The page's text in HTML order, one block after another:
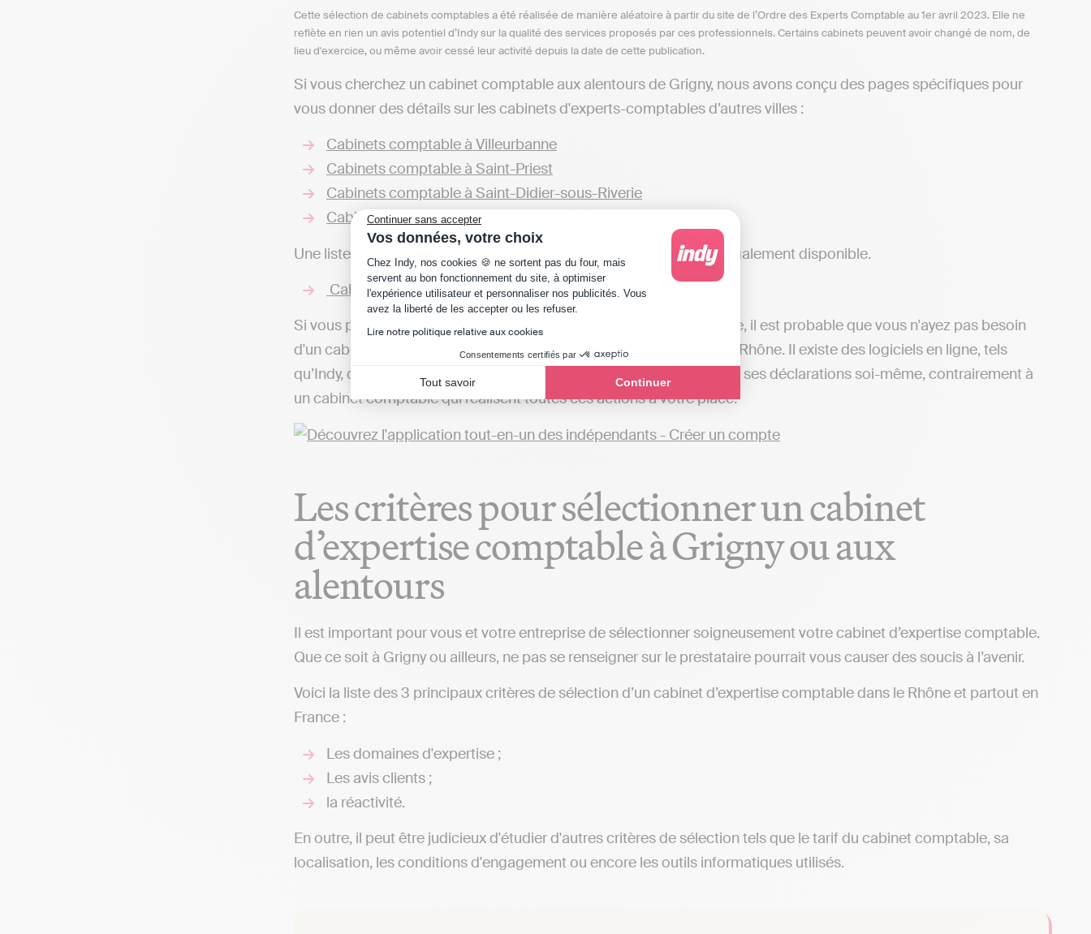
Continuer sans accepter
Vos données, votre choix
Plateforme de Gestion du Consentement : Personnalisez vos Options
Chez Indy, nos cookies 🍪 ne sortent pas du four, mais
servent au bon fonctionnement du site, à optimiser
l'expérience utilisateur et personnaliser nos publicités. Vous
avez la liberté de les accepter ou les refuser.
Lire notre politique relative aux cookies
Consentements certifiés par
Tout savoir Continuer
Axeptio consent
Cette sélection de cabinets comptables a été réalisée de manière aléatoire à partir du site de l’Ordre des Experts Comptable au 1er avril 2023. Elle ne
reflète en rien un avis potentiel d’Indy sur la qualité des services proposés par ces professionnels. Certains cabinets peuvent avoir changé de nom, de
lieu d'exercice, ou même avoir cessé leur activité depuis la date de cette publication.
Si vous cherchez un cabinet comptable aux alentours de Grigny, nous avons conçu des pages spécifiques pour
vous donner des détails sur les cabinets d'experts-comptables d’autres villes :
Cabinets comptable à Villeurbanne
Cabinets comptable à Saint-Priest
Cabinets comptable à Saint-Didier-sous-Riverie
Cabinets comptable à Amplepuis
Une liste de cabinets présents dans le département du Rhône est également disponible.
Cabinets comptable dans le Rhône
Si vous préférez tenir votre comptabilité en ligne en toute autonomie, il est probable que vous n'ayez pas besoin
d'un cabinet comptable près de chez vous, dans le département du Rhône. Il existe des logiciels en ligne, tels
qu’Indy, qui permettent d’automatiser sa comptabilité et transmettre ses déclarations soi-même, contrairement à
un cabinet comptable qui réalisent toutes ces actions à votre place.
Les critères pour sélectionner un cabinet
d’expertise comptable à Grigny ou aux
alentours
Il est important pour vous et votre entreprise de sélectionner soigneusement votre cabinet d’expertise comptable.
Que ce soit à Grigny ou ailleurs, ne pas se renseigner sur le prestataire pourrait vous causer des soucis à l’avenir.
Voici la liste des 3 principaux critères de sélection d’un cabinet d’expertise comptable dans le Rhône et partout en
France :
Les domaines d'expertise ;
Les avis clients ;
la réactivité.
En outre, il peut être judicieux d'étudier d'autres critères de sélection tels que le tarif du cabinet comptable, sa
localisation, les conditions d'engagement ou encore les outils informatiques utilisés.